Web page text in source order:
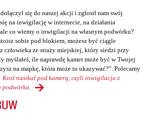
się do naszej akcji i zgłosił nam swój
na inwigilację w internecie, na działania
co wiemy o inwigilacji na własnym podwórku?
sobie pod blokiem, możesz być ciągle
człowieka ze straży miejskiej, który siedzi przy
myślałeś, ile naprawdę kamer może być w Twojej
na mapkę, która może to ukazywać?”. Polecamy
Ktoś nasikał pod kamerą, czyli inwigilacja z
podwórka